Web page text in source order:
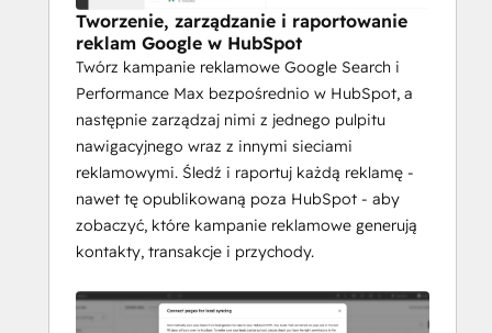
Tworzenie, zarządzanie i raportowanie
reklam Google w HubSpot
Twórz kampanie reklamowe Google Search i
Performance Max bezpośrednio w HubSpot, a
następnie zarządzaj nimi z jednego pulpitu
nawigacyjnego wraz z innymi sieciami
reklamowymi. Śledź i raportuj każdą reklamę -
nawet tę opublikowaną poza HubSpot - aby
zobaczyć, które kampanie reklamowe generują
kontakty, transakcje i przychody.